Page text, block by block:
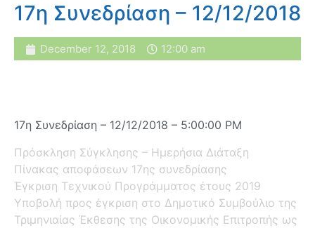
17η Συνεδρίαση – 12/12/2018
December 12, 2018 12:00 am
17η Συνεδρίαση – 12/12/2018 – 5:00:00 PM
Πρόσκληση Σύγκλησης – Ημερήσια Διάταξη
Πίνακας αποφάσεων 17ης συνεδρίασης
Έγκριση Τεχνικού Προγράμματος έτους 2019
Υποβολή προς έγκριση στο Δημοτικό Συμβούλιο της
Τριμηνιαίας Έκθεσης της Οικονομικής Επιτροπής ως